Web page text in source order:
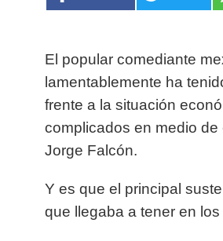
El popular comediante
lamentablemente ha
frente a la situación
complicados en medio
Jorge Falcón.
Y es que el principal
que llegaba a tener en